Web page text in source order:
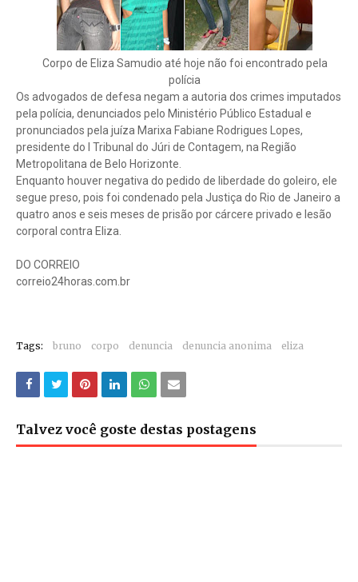
Corpo de Eliza Samudio até hoje não foi encontrado pela
polícia
Os advogados de defesa negam a autoria dos crimes imputados
pela polícia, denunciados pelo Ministério Público Estadual e
pronunciados pela juíza Marixa Fabiane Rodrigues Lopes,
presidente do I Tribunal do Júri de Contagem, na Região
Metropolitana de Belo Horizonte.
Enquanto houver negativa do pedido de liberdade do goleiro, ele
segue preso, pois foi condenado pela Justiça do Rio de Janeiro a
quatro anos e seis meses de prisão por cárcere privado e lesão
corporal contra Eliza.
DO CORREIO
correio24horas.com.br
Tags: bruno corpo denuncia denuncia anonima eliza
Talvez você goste destas postagens